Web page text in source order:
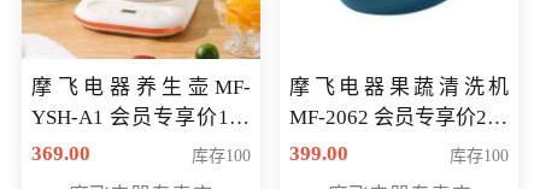
摩飞电器养生壶MF-
YSH-A1 会员专享价198
元
369.00 库存100
摩飞电器果蔬清洗机
MF-2062 会员专享价268
元
399.00 库存100